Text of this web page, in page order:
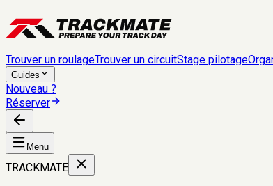
Trouver un roulageTrouver un circuitStage pilotage
Guides
Nouveau ?
Réserver
Menu
TRACKMATE